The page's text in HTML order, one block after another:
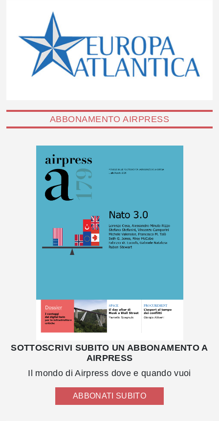
ABBONAMENTO AIRPRESS
SOTTOSCRIVI SUBITO UN ABBONAMENTO A
AIRPRESS
Il mondo di Airpress dove e quando vuoi
ABBONATI SUBITO